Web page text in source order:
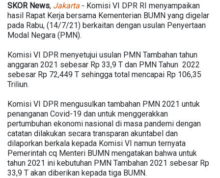
SKOR News, Jakarta - Komisi VI DPR RI menyampaikan
hasil Rapat Kerja bersama Kementerian BUMN yang digelar
pada Rabu, (14/7/21) berkaitan dengan usulan Penyertaan
Modal Negara (PMN).
Komisi VI DPR menyetujui usulan PMN Tambahan tahun
anggaran 2021 sebesar Rp 33,9 T dan PMN Tahun 2022
sebesar Rp 72,449 T sehingga total mencapai Rp 106,35
Triliun.
Komisi VI DPR mengusulkan tambahan PMN 2021 untuk
penanganan Covid-19 dan untuk menggerakkan
pertumbuhan ekonomi nasional di masa pandemi dengan
catatan dilakukan secara transparan akuntabel dan
dilaporkan berkala kepada Komisi VI namun ternyata
Pemerintah cq Menteri BUMN mengatakan bahwa untuk
tahun 2021 ini kebutuhan PMN Tambahan 2021 sebesar Rp
33,9 T akan diberikan kepada tiga BUMN.